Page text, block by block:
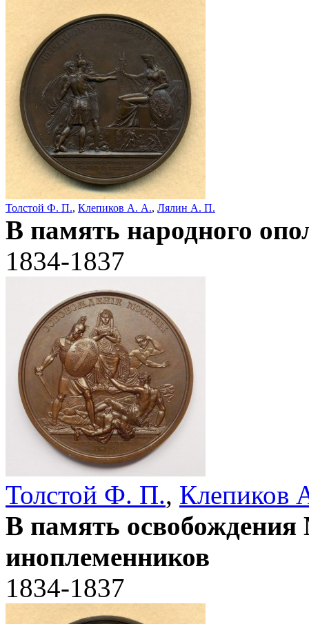
Толстой Ф. П., Клепиков А. А., Лялин А. П.
В память народного
1834-1837
Толстой Ф. П., Клепиков
В память
иноплеменников
1834-1837